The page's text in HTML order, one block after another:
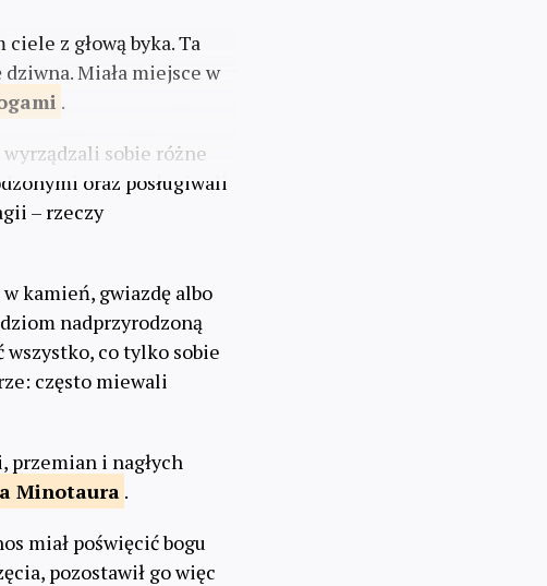
z głową byka. Ta
Miała miejsce w
.
sobie różne
oraz posługiwali
– rzeczy
kamień, gwiazdę albo
nadprzyrodzoną
co tylko sobie
często miewali
przemian i nagłych
Minotaura .
miał poświęcić bogu
pozostawił go więc